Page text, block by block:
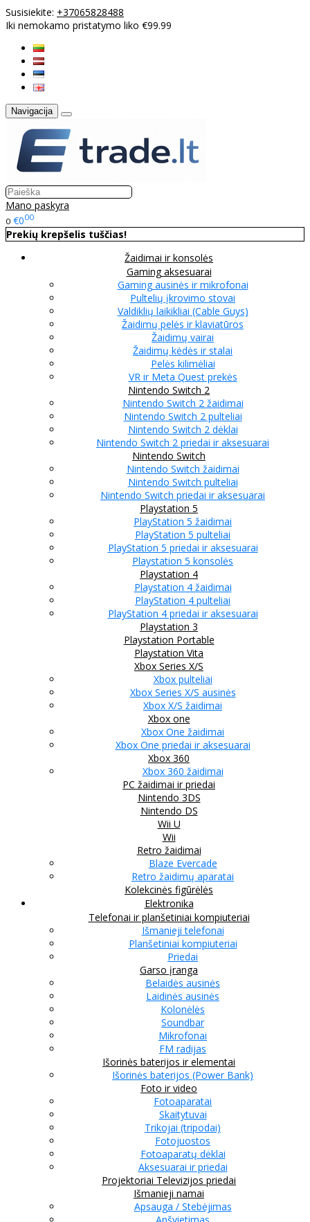
Susisiekite: +37065828488
Iki nemokamo pristatymo liko €99.99
Navigacija
Mano paskyra
0 €000
Prekių krepšelis tuščias!
Žaidimai ir konsolės
Gaming aksesuarai
Gaming ausinės ir mikrofonai
Pultelių įkrovimo stovai
Valdiklių laikikliai (Cable Guys)
Žaidimų pelės ir klaviatūros
Žaidimų vairai
Žaidimų kėdės ir stalai
Pelės kilimėliai
VR ir Meta Quest prekės
Nintendo Switch 2
Nintendo Switch 2 žaidimai
Nintendo Switch 2 pulteliai
Nintendo Switch 2 dėklai
Nintendo Switch 2 priedai ir aksesuarai
Nintendo Switch
Nintendo Switch žaidimai
Nintendo Switch pulteliai
Nintendo Switch priedai ir aksesuarai
Playstation 5
PlayStation 5 žaidimai
PlayStation 5 pulteliai
PlayStation 5 priedai ir aksesuarai
Playstation 5 konsolės
Playstation 4
Playstation 4 žaidimai
PlayStation 4 pulteliai
PlayStation 4 priedai ir aksesuarai
Playstation 3
Playstation Portable
Playstation Vita
Xbox Series X/S
Xbox pulteliai
Xbox Series X/S ausinės
Xbox X/S žaidimai
Xbox one
Xbox One žaidimai
Xbox One priedai ir aksesuarai
Xbox 360
Xbox 360 žaidimai
PC žaidimai ir priedai
Nintendo 3DS
Nintendo DS
Wii U
Wii
Retro žaidimai
Blaze Evercade
Retro žaidimų aparatai
Kolekcinės figūrėlės
Elektronika
Telefonai ir planšetiniai kompiuteriai
Išmanieji telefonai
Planšetiniai kompiuteriai
Priedai
Garso įranga
Belaidės ausinės
Laidinės ausinės
Kolonėlės
Soundbar
Mikrofonai
FM radijas
Išorinės baterijos ir elementai
Išorinės baterijos (Power Bank)
Foto ir video
Fotoaparatai
Skaitytuvai
Trikojai (tripodai)
Fotojuostos
Fotoaparatų dėklai
Aksesuarai ir priedai
Projektoriai Televizijos priedai
Išmanieji namai
Apsauga / Stebėjimas
Apšvietimas